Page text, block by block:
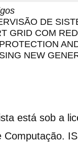
DE
GRID COM
NEW
está sob a
Computação.